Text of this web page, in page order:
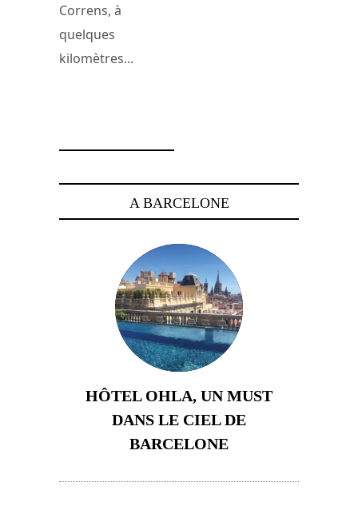
Correns, à
quelques
kilomètres...
A BARCELONE
HÔTEL OHLA, UN MUST
DANS LE CIEL DE
BARCELONE